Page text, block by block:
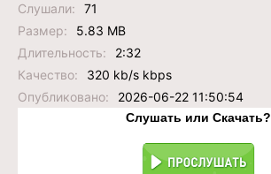
Слушали:
71
Размер:
5.83 MB
Длительность:
2:32
Качество:
320 kb/s kbps
Опубликовано:
2026-06-22 11:50:54
Слушать или Скачать?